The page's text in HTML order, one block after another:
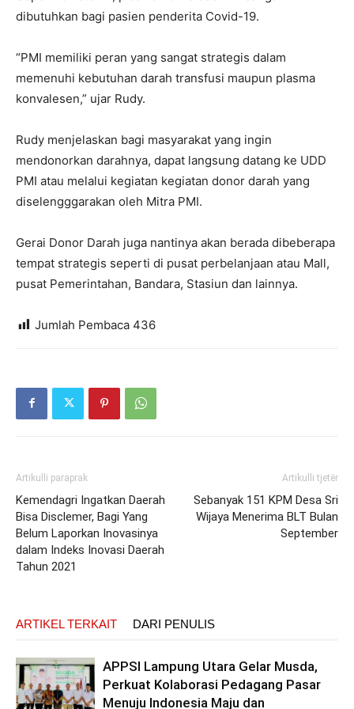
dibutuhkan bagi pasien penderita Covid-19.
“PMI memiliki peran yang sangat strategis dalam
memenuhi kebutuhan darah transfusi maupun plasma
konvalesen,” ujar Rudy.
Rudy menjelaskan bagi masyarakat yang ingin
mendonorkan darahnya, dapat langsung datang ke UDD
PMI atau melalui kegiatan kegiatan donor darah yang
diselengggarakan oleh Mitra PMI.
Gerai Donor Darah juga nantinya akan berada dibeberapa
tempat strategis seperti di pusat perbelanjaan atau Mall,
pusat Pemerintahan, Bandara, Stasiun dan lainnya.
Jumlah Pembaca 436
Artikulli paraprak
Kemendagri Ingatkan Daerah
Bisa Disclemer, Bagi Yang
Belum Laporkan Inovasinya
dalam Indeks Inovasi Daerah
Tahun 2021
Artikulli tjetër
Sebanyak 151 KPM Desa Sri
Wijaya Menerima BLT Bulan
September
ARTIKEL TERKAIT DARI PENULIS
APPSI Lampung Utara Gelar Musda,
Perkuat Kolaborasi Pedagang Pasar
Menuju Indonesia Maju dan